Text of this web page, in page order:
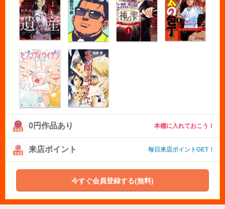
0円作品あり 本棚に入れておこう！
来店ポイント 毎日来店ポイントGET！
今すぐ会員登録する(無料)